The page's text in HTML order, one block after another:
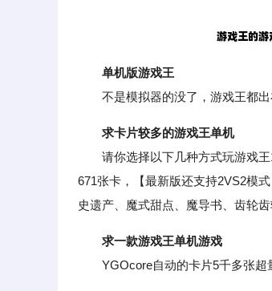
单机版游戏王
不是模拟器的没了，游戏王都出
求卡片较多的游戏王单机
请你选择以下几种方式玩游戏王1
671张卡，【最新版还支持2VS2模
史遗产、魔式甜点、魔导书、齿轮齿
求一款游戏王单机游戏
YGOcore自动的卡片5千多张超